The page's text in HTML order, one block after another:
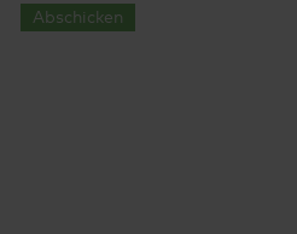
Abschicken